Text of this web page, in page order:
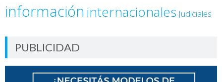
informacióninternacionales Judiciales
PUBLICIDAD